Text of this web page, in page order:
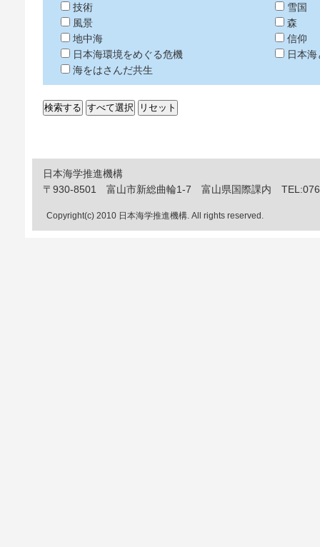
技術
風景
地中海
日本海環境をめぐる危機
海をはさんだ共生
雪国
森
信仰
日本
日本海学推進機構
〒930-8501 富山市新総曲輪1-7 富山県国際課内
Copyright(c) 2010 日本海学推進機構. All rights reserved.